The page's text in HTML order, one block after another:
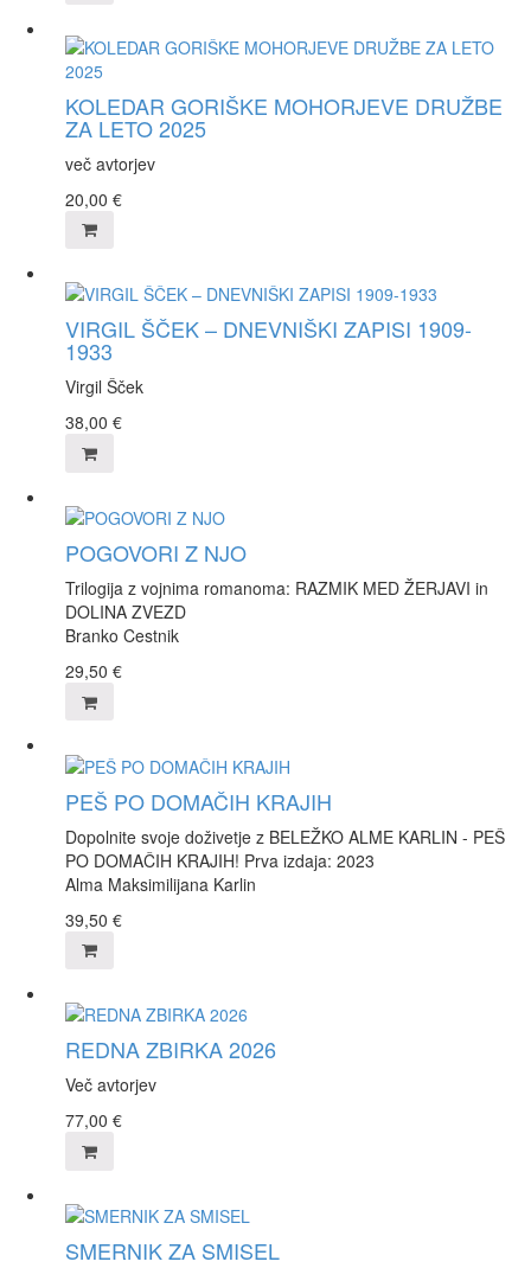
KOLEDAR GORIŠKE MOHORJEVE DRUŽBE
ZA LETO 2025
več avtorjev
20,00 €
VIRGIL ŠČEK – DNEVNIŠKI ZAPISI 1909-
1933
Virgil Šček
38,00 €
POGOVORI Z NJO
Trilogija z vojnima romanoma: RAZMIK MED ŽERJAVI in
DOLINA ZVEZD
Branko Cestnik
29,50 €
PEŠ PO DOMAČIH KRAJIH
Dopolnite svoje doživetje z BELEŽKO ALME KARLIN - PEŠ
PO DOMAČIH KRAJIH! Prva izdaja: 2023
Alma Maksimilijana Karlin
39,50 €
REDNA ZBIRKA 2026
Več avtorjev
77,00 €
SMERNIK ZA SMISEL